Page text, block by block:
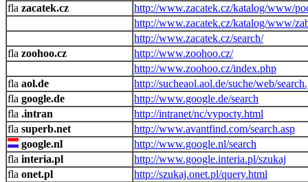
zacatek.cz
http://www.zacatek.cz/katalog/www/
http://www.zacatek.cz/katalog/www/
http://www.zacatek.cz/search/
zoohoo.cz
http://www.zoohoo.cz/
http://www.zoohoo.cz/index.php
aol.de
http://sucheaol.aol.de/suche/web/
google.de
http://www.google.de/search
.intran
http://intranet/nc/vypocty.html
superb.net
http://www.avantfind.com/search.asp
google.nl
http://www.google.nl/search
interia.pl
http://www.google.interia.pl/szukaj
onet.pl
http://szukaj.onet.pl/query.html